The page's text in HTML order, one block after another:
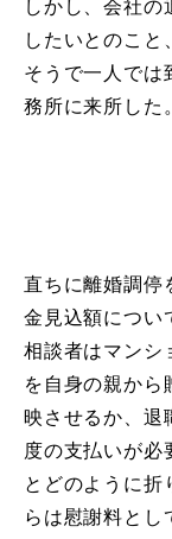
しかし、会社の
したいとのこと
そうで一人では
務所に来所した。
直ちに離婚調停
金見込額につい
相談者はマンシ
を自身の親から
映させるか、退
度の支払いが必
とどのように折
らは慰謝料とし